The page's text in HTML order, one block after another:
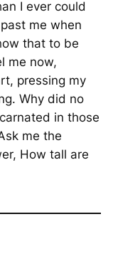
I ever could
me when
that to be
me now,
pressing my
Why did no
in those
me the
How tall are